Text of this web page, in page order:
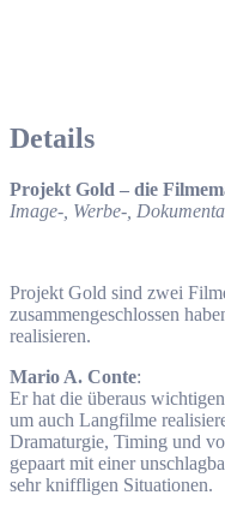
Details
Projekt Gold – die
Image-, Werbe-,
Projekt Gold sind zwei
zusammengeschlossen
realisieren.
Mario A. Conte:
Er hat die überaus
um auch Langfilme
Dramaturgie, Timing und
gepaart mit einer
sehr kniffligen Situationen.